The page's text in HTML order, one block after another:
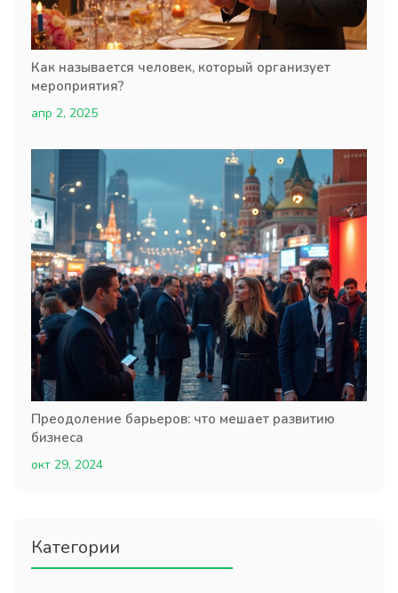
Как называется человек, который организует
мероприятия?
апр 2, 2025
Преодоление барьеров: что мешает развитию
бизнеса
окт 29, 2024
Категории